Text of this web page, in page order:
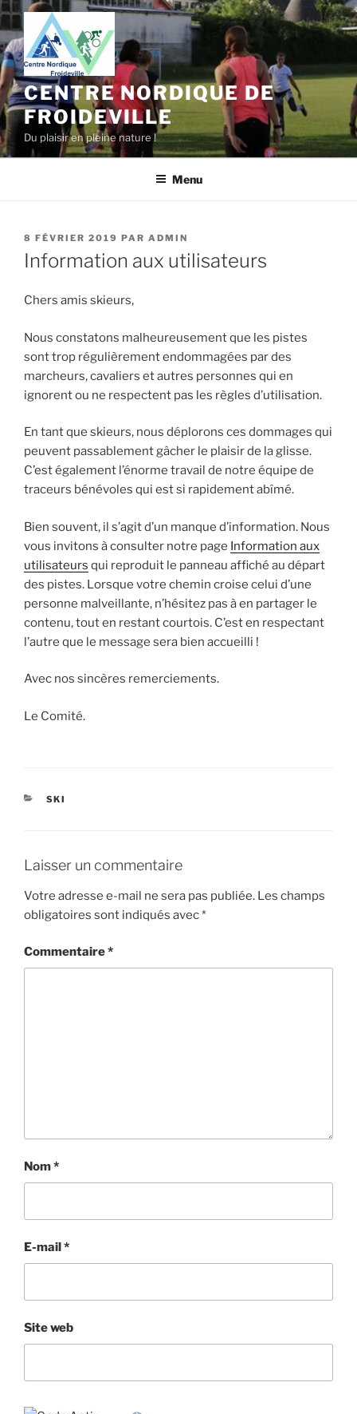
Aller
au
contenu
principal
CENTRE NORDIQUE DE
FROIDEVILLE
Du plaisir en pleine nature !
Menu
PUBLIÉ
LE
8 FÉVRIER 2019 PAR ADMIN
Information aux utilisateurs
Chers amis skieurs,
Nous constatons malheureusement que les pistes
sont trop régulièrement endommagées par des
marcheurs, cavaliers et autres personnes qui en
ignorent ou ne respectent pas les règles d’utilisation.
En tant que skieurs, nous déplorons ces dommages qui
peuvent passablement gâcher le plaisir de la glisse.
C’est également l’énorme travail de notre équipe de
traceurs bénévoles qui est si rapidement abîmé.
Bien souvent, il s’agit d’un manque d’information. Nous
vous invitons à consulter notre page Information aux
utilisateurs qui reproduit le panneau affiché au départ
des pistes. Lorsque votre chemin croise celui d’une
personne malveillante, n’hésitez pas à en partager le
contenu, tout en restant courtois. C’est en respectant
l’autre que le message sera bien accueilli !
Avec nos sincères remerciements.
Le Comité.
CATÉGORIES
SKI
Laisser un commentaire
Votre adresse e-mail ne sera pas publiée. Les champs
obligatoires sont indiqués avec*
Commentaire*
Nom*
E-mail*
Site web